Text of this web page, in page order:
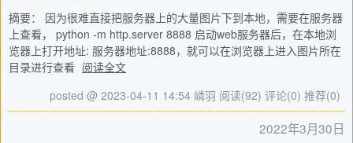
摘要： 因为很难直接把服务器上的大量图片下到本地，需要在服务器
上查看， python -m http.server 8888 启动web服务器后，在本地浏
览器上打开地址: 服务器地址:8888，就可以在浏览器上进入图片所在
目录进行查看 阅读全文
posted @ 2023-04-11 14:54 嶙羽 阅读(92) 评论(0) 推荐(0)
2022年3月30日